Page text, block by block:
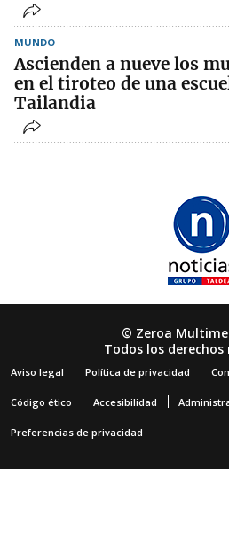
MUNDO
Ascienden a nueve los
en el tiroteo de una
Tailandia
© Zeroa
Todos los derechos
Aviso legal Política de privacidad
Código ético Accesibilidad
Preferencias de privacidad